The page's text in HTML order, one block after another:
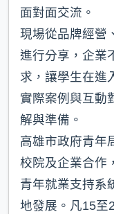
面對面交流。
現場從品牌經營
進行分享，企業
求，讓學生在進
實際案例與互動
解與準備。
高雄市政府青年
校院及企業合作
青年就業支持系
地發展。凡15至